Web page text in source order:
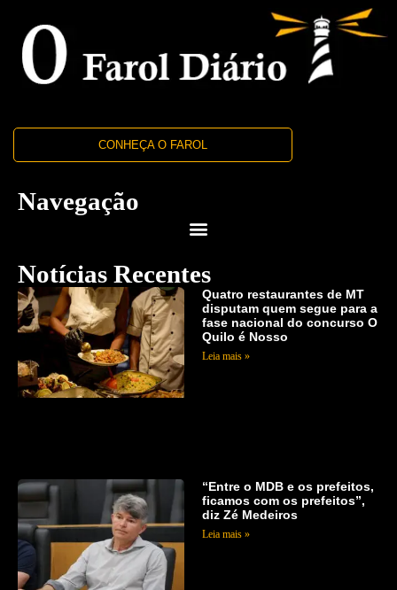
CONHEÇA O FAROL
Navegação
Notícias Recentes
Quatro restaurantes de MT
disputam quem segue para a
fase nacional do concurso O
Quilo é Nosso
Leia mais »
“Entre o MDB e os prefeitos,
ficamos com os prefeitos”,
diz Zé Medeiros
Leia mais »